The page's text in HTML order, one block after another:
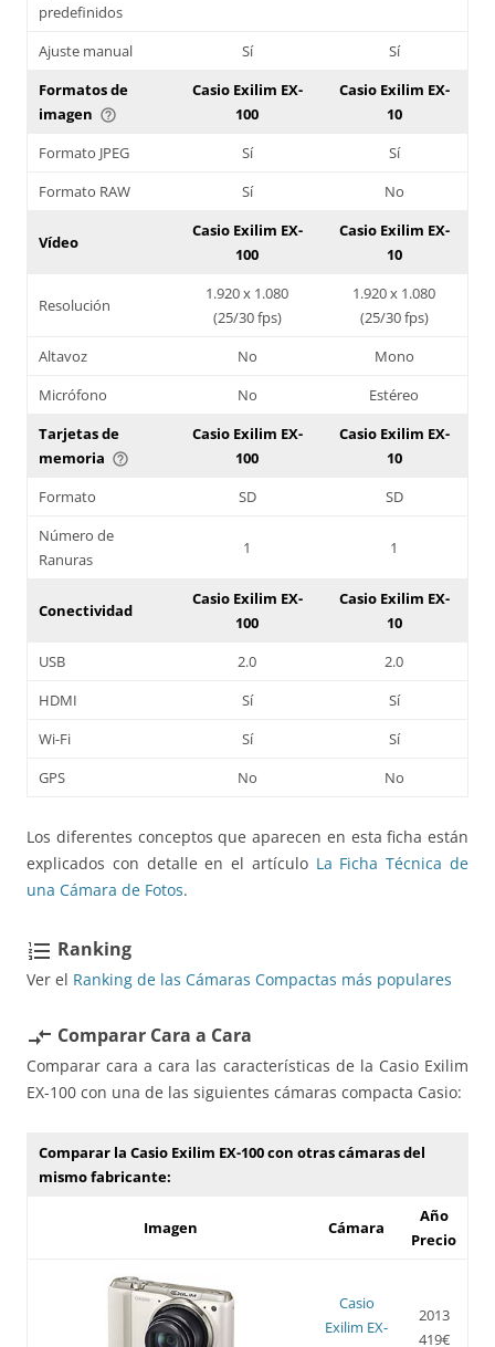
predefinidos
Ajuste manual Sí
Sí
Formatos de
imagen help_outline
Casio Exilim EX-
100
Casio Exilim EX-
10
Formato JPEG
Sí
Sí
Formato RAW
Sí No
Vídeo
Casio Exilim EX-
100
Casio Exilim EX-
10
Resolución
1.920 x 1.080
(25/30 fps)
1.920 x 1.080
(25/30 fps)
Altavoz
No
Mono
Micrófono
No
Estéreo
Tarjetas de
memoria help_outline
Casio Exilim EX-
100
Casio Exilim EX-
10
Formato
SD
SD
Número de
Ranuras
1 1
Conectividad
Casio Exilim EX-
100
Casio Exilim EX-
10
USB
2.0
2.0
HDMI
Sí
Sí
Wi-Fi
Sí
Sí
GPS
No No
Los diferentes conceptos que aparecen en esta ficha están
explicados con detalle en el artículo La Ficha Técnica de
una Cámara de Fotos.
format_list_numbered Ranking
Ver el Ranking de las Cámaras Compactas más populares
compare_arrows Comparar Cara a Cara
Comparar cara a cara las características de la Casio Exilim
EX-100 con una de las siguientes cámaras compacta Casio:
Comparar la Casio Exilim EX-100 con otras cámaras del
mismo fabricante:
Imagen Cámara
Año
Precio
Casio
Exilim EX-
2013
419€